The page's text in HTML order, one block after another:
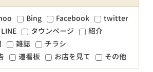
Bing Facebook
twitter
LINE タウンページ
紹介
雑誌
チラシ
道看板 お店を見て その他